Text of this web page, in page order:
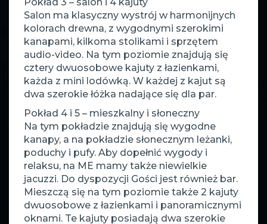
Salon ma klasyczny wystrój w harmonijnych
kolorach drewna, z wygodnymi szerokimi
kanapami, kilkoma stolikami i sprzętem
audio-video. Na tym poziomie znajdują się
cztery dwuosobowe kajuty z łazienkami,
każda z mini lodówką. W każdej z kajut są
dwa szerokie łóżka nadające się dla par.
Pokład 4 i 5 – mieszkalny i słoneczny
Na tym pokładzie znajdują się wygodne
kanapy, a na pokładzie słonecznym leżanki,
poduchy i pufy. Aby dopełnić wygody i
relaksu, na ME mamy także niewielkie
jacuzzi. Do dyspozycji Gości jest również bar.
Mieszczą się na tym poziomie także 2 kajuty
dwuosobowe z łazienkami i panoramicznymi
oknami. Te kajuty posiadają dwa szerokie